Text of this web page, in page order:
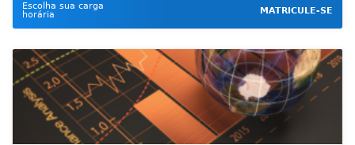
Escolha sua carga
horária
MATRICULE-SE